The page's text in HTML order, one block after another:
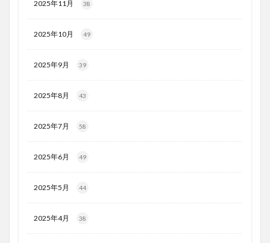
2025年11月 38
2025年10月 49
2025年9月 39
2025年8月 43
2025年7月 58
2025年6月 49
2025年5月 44
2025年4月 38